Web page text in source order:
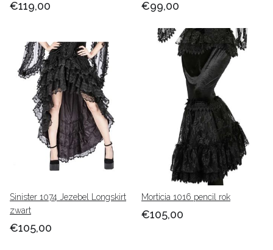
€119,00 €99,00
Sinister 1074 Jezebel Longskirt
zwart
€105,00
Morticia 1016 pencil rok
€105,00